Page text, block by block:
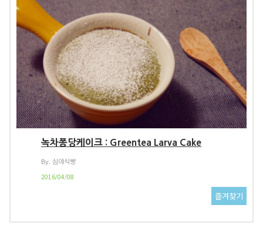
녹차퐁당케이크 : Greentea Larva Cake
By. 심야식빵
2016/04/08